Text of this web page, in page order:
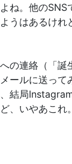
ね。他のSNS
うはあるけれ
の連絡（「誕
ールに送って
結局
、いやあこれ。